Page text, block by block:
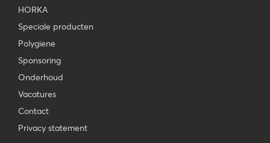
HORKA
Speciale producten
Polygiene
Sponsoring
Onderhoud
Vacatures
Contact
Privacy statement